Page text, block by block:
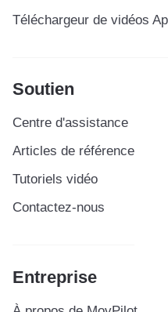
Téléchargeur de vidéos
Soutien
Centre d'assistance
Articles de référence
Tutoriels vidéo
Contactez-nous
Entreprise